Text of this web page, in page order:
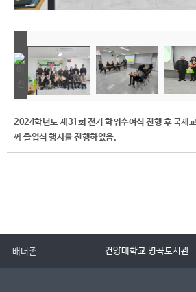
2024학년도 제31회 전기 학위수여식 진행 후 국제
께 졸업식 행사를 진행하였음.
배너존 건양대학교 명곡도서관